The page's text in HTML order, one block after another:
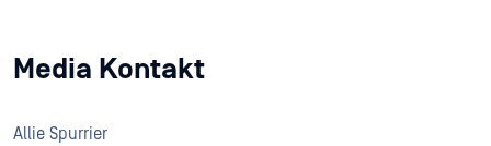
Media Kontakt
Allie Spurrier